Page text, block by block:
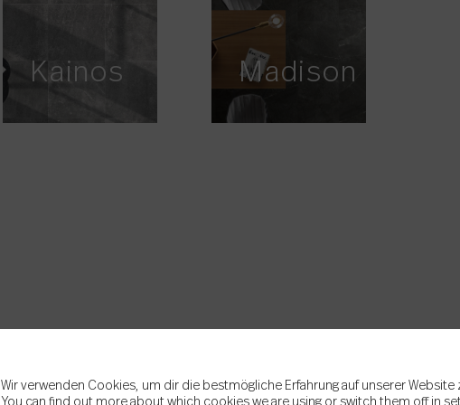
Kainos Madison
Wir verwenden Cookies, um dir die bestmögliche Erfahrung auf unserer Website
You can find out more about which cookies we are using or switch them off in